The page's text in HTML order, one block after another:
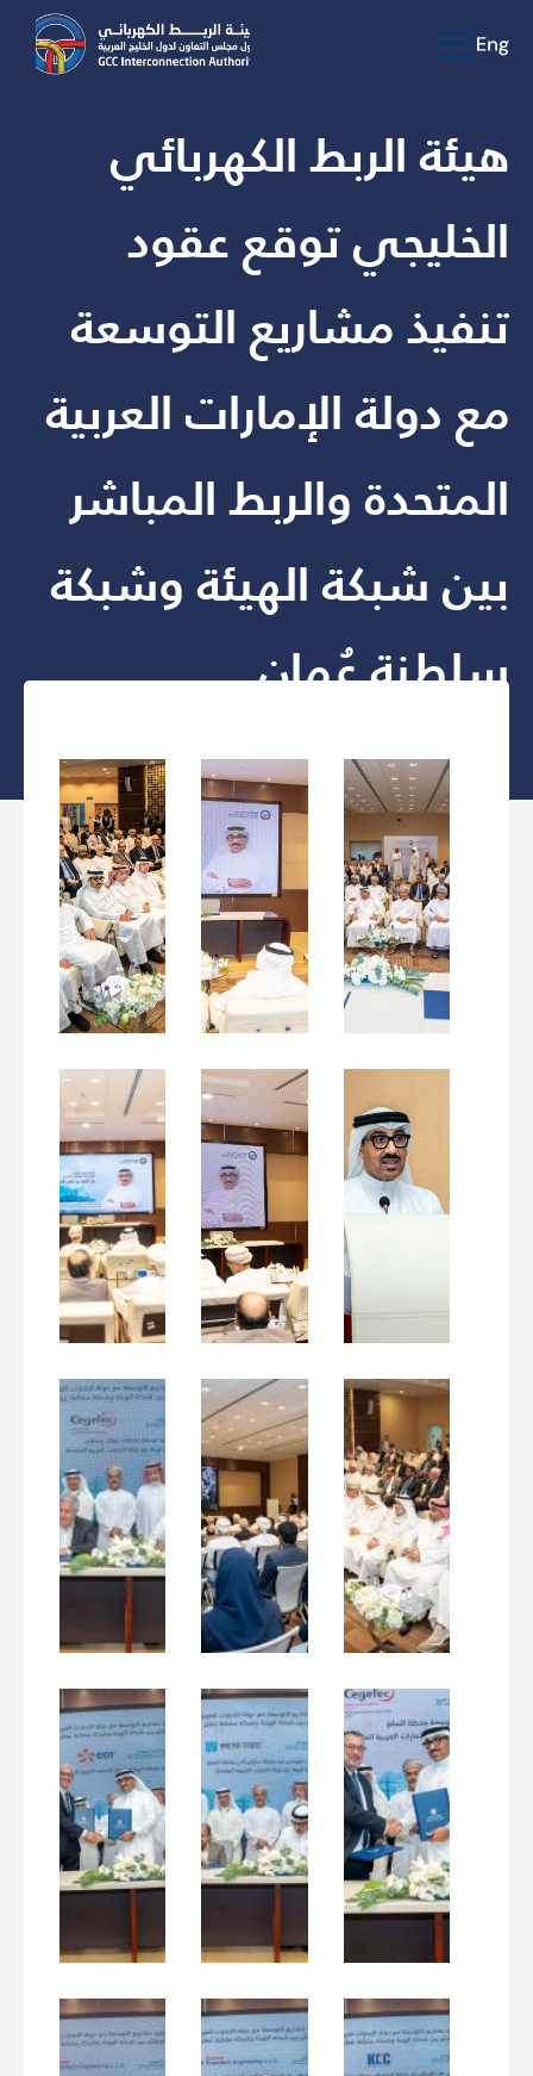
هيئة الربط الكهربائي
الخليجي توقع عقود
تنفيذ مشاريع التوسعة
مع دولة الإمارات العربية
المتحدة والربط المباشر
بين شبكة الهيئة وشبكة
سلطنة عُمان